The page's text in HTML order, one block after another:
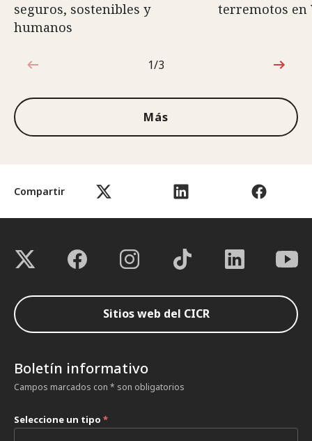
Compartir
seguros, sostenibles y
humanos
terremotos en
1de3
1/3
Más
Sitios web del CICR
Boletín informativo
Campos marcados con * son obligatorios
Seleccione un tipo *